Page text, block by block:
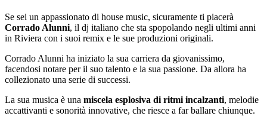
Se sei un appassionato di house music, sicuramente ti piacerà
Corrado Alunni, il dj italiano che sta spopolando negli ultimi anni
in Riviera con i suoi remix e le sue produzioni originali.
Corrado Alunni ha iniziato la sua carriera da giovanissimo,
facendosi notare per il suo talento e la sua passione. Da allora ha
collezionato una serie di successi.
La sua musica è una miscela esplosiva di ritmi incalzanti, melodie
accattivanti e sonorità innovative, che riesce a far ballare chiunque.